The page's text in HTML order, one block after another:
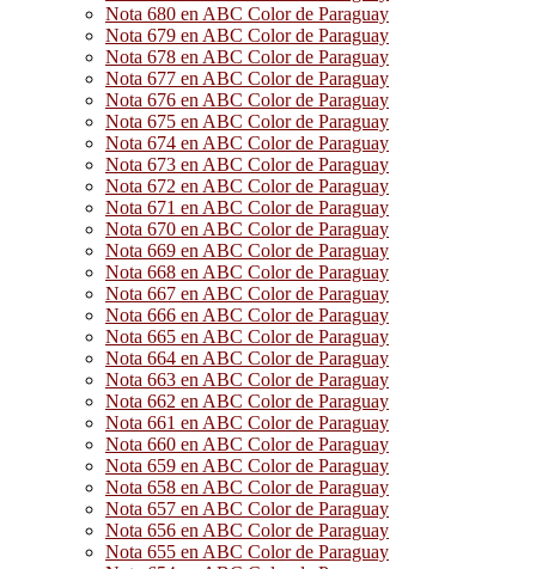
Nota 680 en ABC Color de Paraguay
Nota 679 en ABC Color de Paraguay
Nota 678 en ABC Color de Paraguay
Nota 677 en ABC Color de Paraguay
Nota 676 en ABC Color de Paraguay
Nota 675 en ABC Color de Paraguay
Nota 674 en ABC Color de Paraguay
Nota 673 en ABC Color de Paraguay
Nota 672 en ABC Color de Paraguay
Nota 671 en ABC Color de Paraguay
Nota 670 en ABC Color de Paraguay
Nota 669 en ABC Color de Paraguay
Nota 668 en ABC Color de Paraguay
Nota 667 en ABC Color de Paraguay
Nota 666 en ABC Color de Paraguay
Nota 665 en ABC Color de Paraguay
Nota 664 en ABC Color de Paraguay
Nota 663 en ABC Color de Paraguay
Nota 662 en ABC Color de Paraguay
Nota 661 en ABC Color de Paraguay
Nota 660 en ABC Color de Paraguay
Nota 659 en ABC Color de Paraguay
Nota 658 en ABC Color de Paraguay
Nota 657 en ABC Color de Paraguay
Nota 656 en ABC Color de Paraguay
Nota 655 en ABC Color de Paraguay